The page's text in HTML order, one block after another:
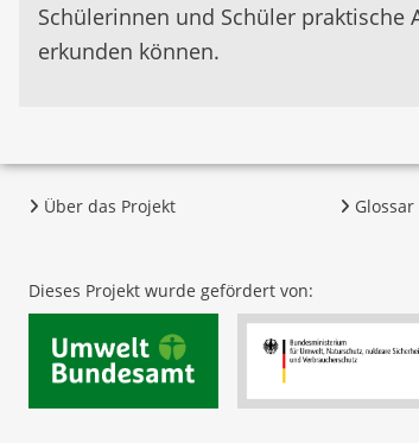
Schülerinnen und Schüler
erkunden können.
Über das Projekt Glossar
Dieses Projekt wurde gefördert von: